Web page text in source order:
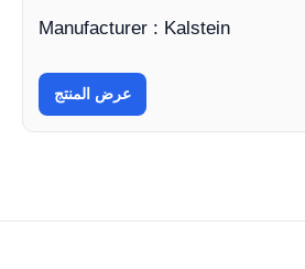
Manufacturer : Kalstein
عرض المنتج